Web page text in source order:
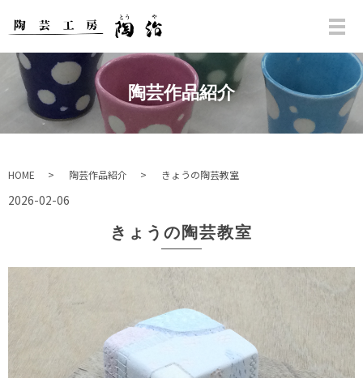
陶芸作品紹介
HOME 陶芸作品紹介 きょうの陶芸教室
2026-02-06
きょうの陶芸教室